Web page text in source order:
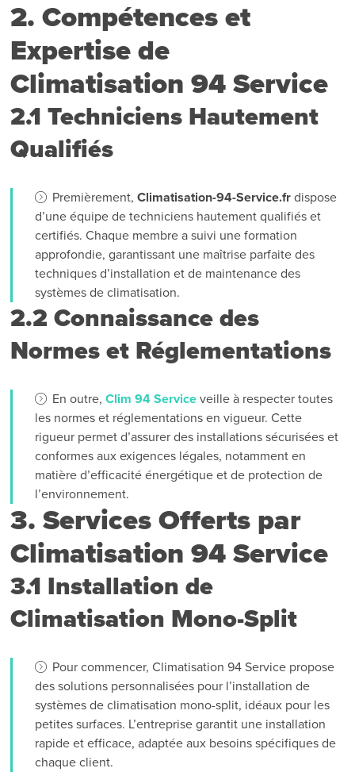
2. Compétences et
Expertise de
Climatisation 94 Service
2.1 Techniciens Hautement
Qualifiés
Premièrement,Climatisation-94-Service.fr dispose
d’une équipe de techniciens hautement qualifiés et
certifiés. Chaque membre a suivi une formation
approfondie, garantissant une maîtrise parfaite des
techniques d’installation et de maintenance des
systèmes de climatisation.
2.2 Connaissance des
Normes et Réglementations
En outre,Clim 94 Service veille à respecter toutes
les normes et réglementations en vigueur. Cette
rigueur permet d’assurer des installations sécurisées et
conformes aux exigences légales, notamment en
matière d’efficacité énergétique et de protection de
l’environnement.
3. Services Offerts par
Climatisation 94 Service
3.1 Installation de
Climatisation Mono-Split
Pour commencer, Climatisation 94 Service propose
des solutions personnalisées pour l’installation de
systèmes de climatisation mono-split, idéaux pour les
petites surfaces. L’entreprise garantit une installation
rapide et efficace, adaptée aux besoins spécifiques de
chaque client.